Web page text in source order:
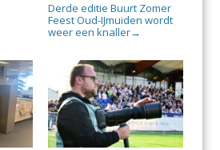
Derde editie Buurt Zomer
Feest Oud-IJmuiden wordt
weer een knaller→